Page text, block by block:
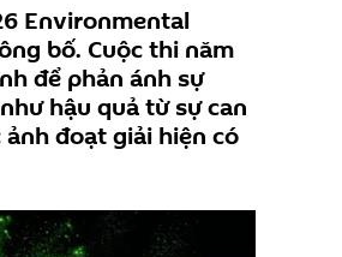
Environmental
bố. Cuộc thi năm
để phản ánh sự
hậu quả từ sự can
đoạt giải hiện có